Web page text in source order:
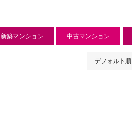
新築マンション 中古マンション
デフォルト順